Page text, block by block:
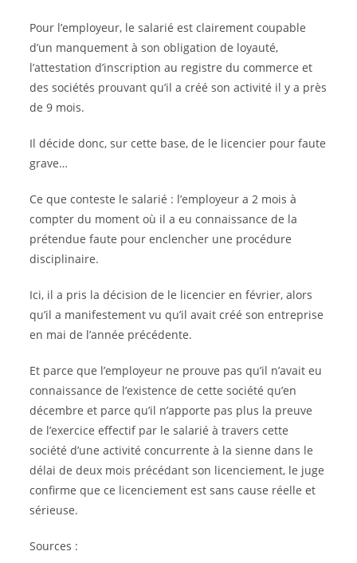
Pour l’employeur, le salarié est clairement coupable
d’un manquement à son obligation de loyauté,
l’attestation d’inscription au registre du commerce et
des sociétés prouvant qu’il a créé son activité il y a près
de 9 mois.
Il décide donc, sur cette base, de le licencier pour faute
grave…
Ce que conteste le salarié : l’employeur a 2 mois à
compter du moment où il a eu connaissance de la
prétendue faute pour enclencher une procédure
disciplinaire.
Ici, il a pris la décision de le licencier en février, alors
qu’il a manifestement vu qu’il avait créé son entreprise
en mai de l’année précédente.
Et parce que l’employeur ne prouve pas qu’il n’avait eu
connaissance de l’existence de cette société qu’en
décembre et parce qu’il n’apporte pas plus la preuve
de l’exercice effectif par le salarié à travers cette
société d’une activité concurrente à la sienne dans le
délai de deux mois précédant son licenciement, le juge
confirme que ce licenciement est sans cause réelle et
sérieuse.
Sources :